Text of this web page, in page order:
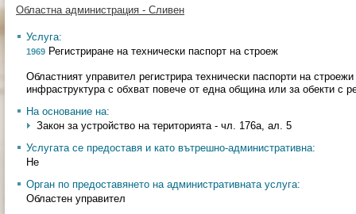
Областна администрация - Сливен
Услуга:
1969 Регистриране на технически паспорт на строеж
Областният управител регистрира технически паспорти на
инфраструктура с обхват повече от една община или за обекти с
На основание на:
Закон за устройство на територията - чл. 176а, ал. 5
Услугата се предоставя и като вътрешно-административна:
Не
Орган по предоставянето на административната услуга:
Областен управител